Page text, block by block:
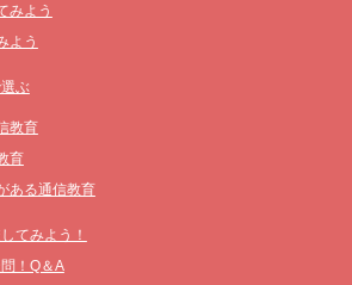
みよう
よう
ぶ
教育
育
ある通信教育
てみよう！
！Q＆A